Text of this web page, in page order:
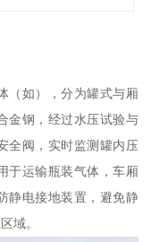
（如），分为罐式与厢
金钢，经过水压试验与
全阀，实时监测罐内压
于运输瓶装气体，车厢
静电接地装置，避免静
域。​